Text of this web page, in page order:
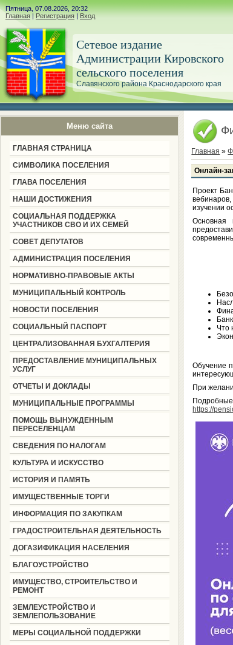
Пятница, 07.08.2026, 20:32
Главная | Регистрация | Вход
Сетевое издание
Администрации Кировского
сельского поселения
Славянского района Краснодарского края
Меню сайта
ГЛАВНАЯ СТРАНИЦА
СИМВОЛИКА ПОСЕЛЕНИЯ
ГЛАВА ПОСЕЛЕНИЯ
НАШИ ДОСТИЖЕНИЯ
СОЦИАЛЬНАЯ ПОДДЕРЖКА
УЧАСТНИКОВ СВО И ИХ СЕМЕЙ
СОВЕТ ДЕПУТАТОВ
АДМИНИСТРАЦИЯ ПОСЕЛЕНИЯ
НОРМАТИВНО-ПРАВОВЫЕ АКТЫ
МУНИЦИПАЛЬНЫЙ КОНТРОЛЬ
НОВОСТИ ПОСЕЛЕНИЯ
СОЦИАЛЬНЫЙ ПАСПОРТ
ЦЕНТРАЛИЗОВАННАЯ БУХГАЛТЕРИЯ
ПРЕДОСТАВЛЕНИЕ МУНИЦИПАЛЬНЫХ
УСЛУГ
ОТЧЕТЫ И ДОКЛАДЫ
МУНИЦИПАЛЬНЫЕ ПРОГРАММЫ
ПОМОЩЬ ВЫНУЖДЕННЫМ
ПЕРЕСЕЛЕНЦАМ
СВЕДЕНИЯ ПО НАЛОГАМ
КУЛЬТУРА И ИСКУССТВО
ИСТОРИЯ И ПАМЯТЬ
ИМУЩЕСТВЕННЫЕ ТОРГИ
ИНФОРМАЦИЯ ПО ЗАКУПКАМ
ГРАДОСТРОИТЕЛЬНАЯ ДЕЯТЕЛЬНОСТЬ
ДОГАЗИФИКАЦИЯ НАСЕЛЕНИЯ
БЛАГОУСТРОЙСТВО
ИМУЩЕСТВО, СТРОИТЕЛЬСТВО И
РЕМОНТ
ЗЕМЛЕУСТРОЙСТВО И
ЗЕМЛЕПОЛЬЗОВАНИЕ
МЕРЫ СОЦИАЛЬНОЙ ПОДДЕРЖКИ
Главная »
Онлайн-
Проект
изучении
Основная
Что
Обучение
При
https://